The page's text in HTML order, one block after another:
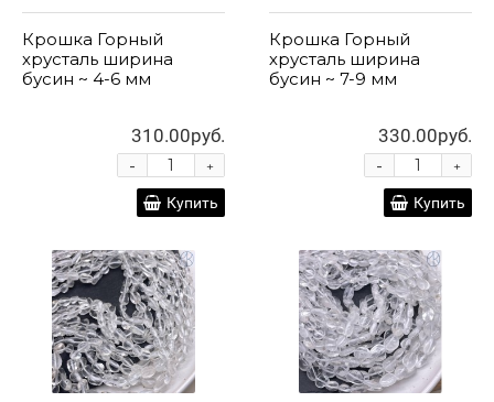
Крошка Горный
хрусталь ширина
бусин ~ 4-6 мм
310.00руб.
+
-
Купить
Крошка Горный
хрусталь ширина
бусин ~ 7-9 мм
330.00руб.
+
-
Купить